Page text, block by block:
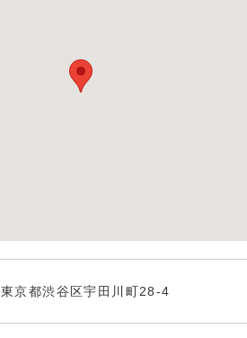
東京都渋谷区宇田川町28-4